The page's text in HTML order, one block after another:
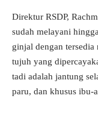
Direktur RSDP,
sudah melayani
ginjal dengan
tujuh yang
tadi adalah jantung
paru, dan khusus ibu-